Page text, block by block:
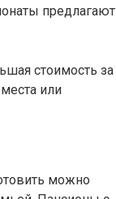
предлагают
стоимость за
или
можно